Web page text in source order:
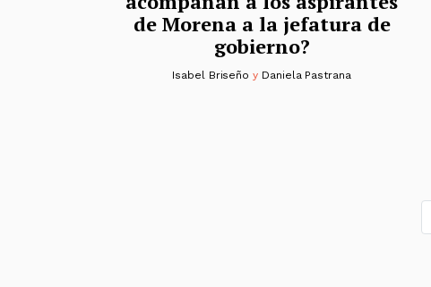
de Morena a la jefatura de
gobierno?
Isabel Briseño y Daniela Pastrana